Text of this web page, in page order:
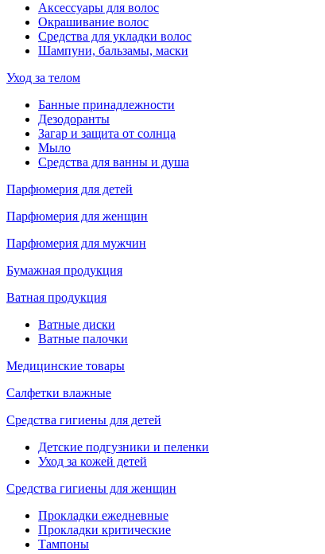
Аксессуары для волос
Окрашивание волос
Средства для укладки волос
Шампуни, бальзамы, маски
Уход за телом
Банные принадлежности
Дезодоранты
Загар и защита от солнца
Мыло
Средства для ванны и душа
Парфюмерия для детей
Парфюмерия для женщин
Парфюмерия для мужчин
Бумажная продукция
Ватная продукция
Ватные диски
Ватные палочки
Медицинские товары
Салфетки влажные
Средства гигиены для детей
Детские подгузники и пеленки
Уход за кожей детей
Средства гигиены для женщин
Прокладки ежедневные
Прокладки критические
Тампоны